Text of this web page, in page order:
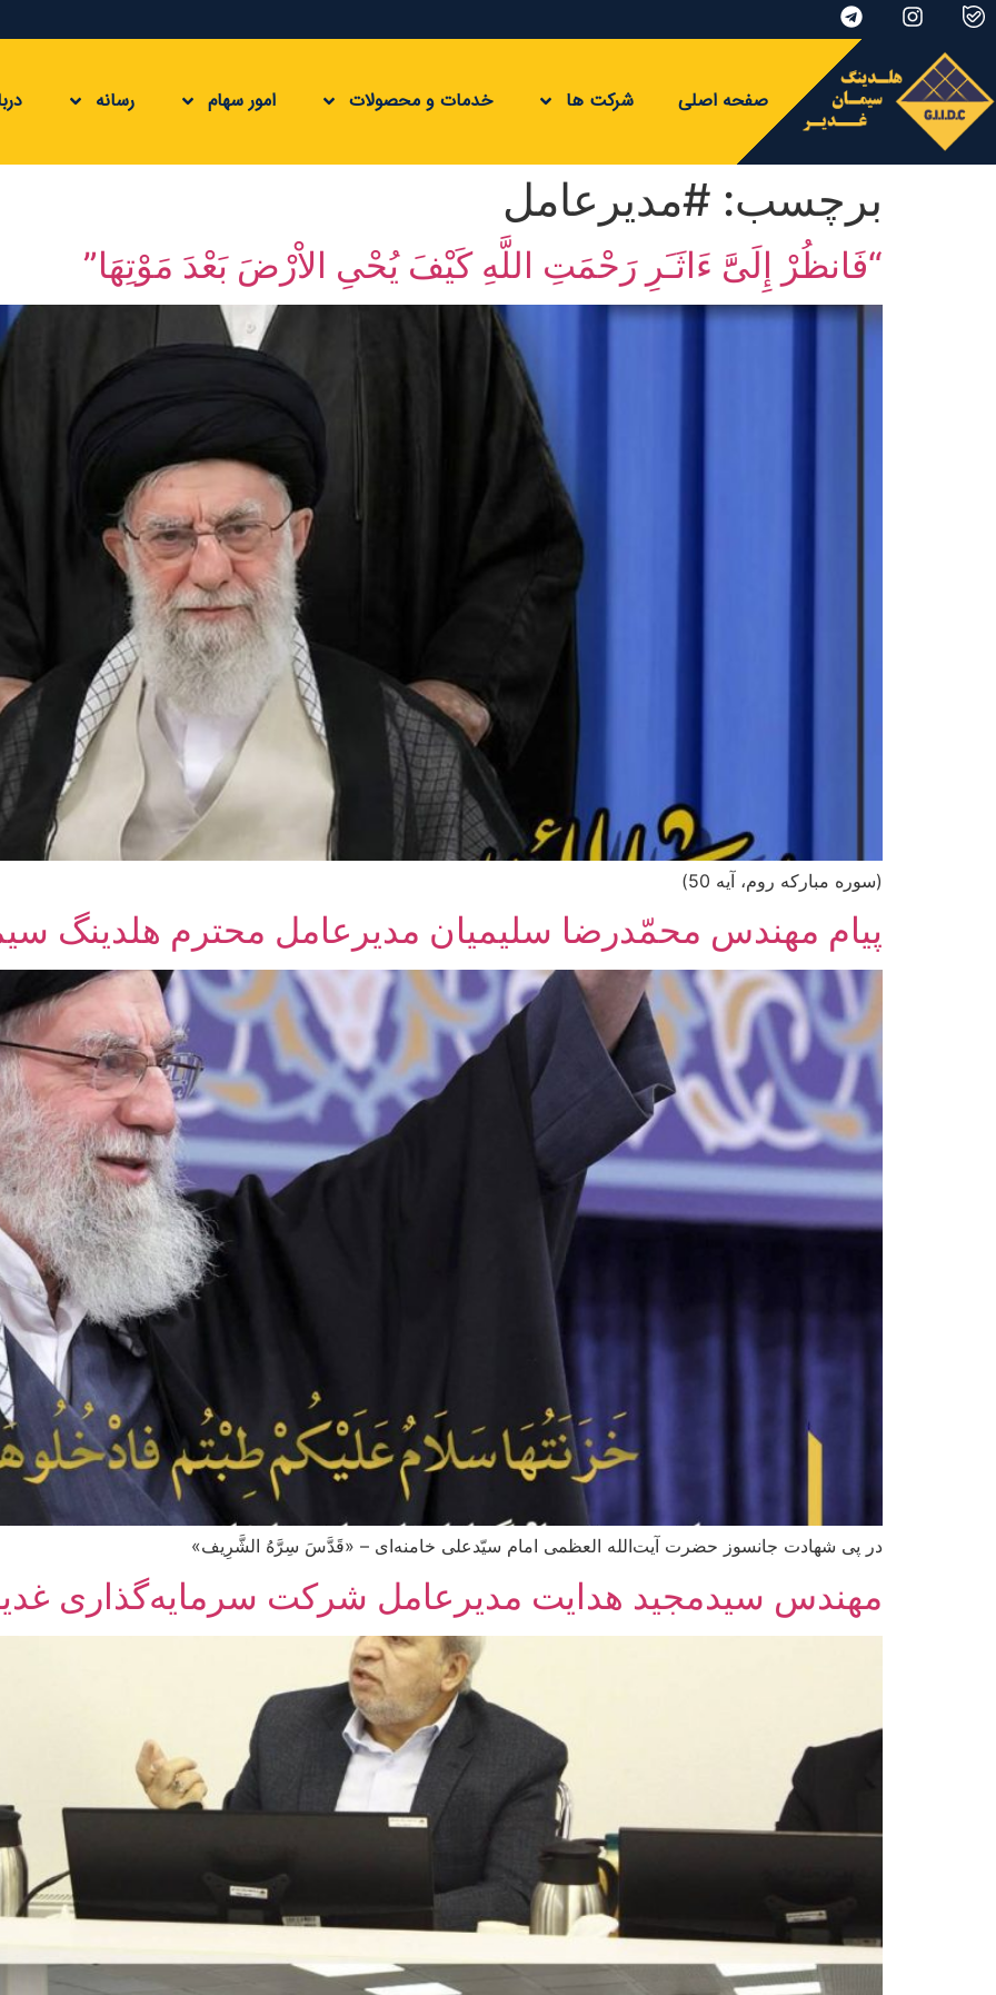
صفحه اصلی شرکت ها خدمات و محصولات امور سهام رسانه
برچسب: #مدیرعامل
“فَانظُرْ إِلَی‌ََّ ءَاثَـَرِ رَحْمَت‌ِ اللَّه‌ِ کَیْف‌َ یُحْی‌ِ الاْرْض‌َ بَعْدَ مَوْتِهَا”
(سوره مبارکه روم، آیه 50)
پیام مهندس محمّدرضا سلیمیان مدیرعامل محترم هلدینگ
در پی شهادت جانسوز حضرت آیت‌الله العظمی امام سیّدعلی خامنه‌ای – «قَدَّسَ سِرَّهُ الشَّرِيف»
مهندس سیدمجید هدایت مدیرعامل شرکت سرمایه‌گذاری